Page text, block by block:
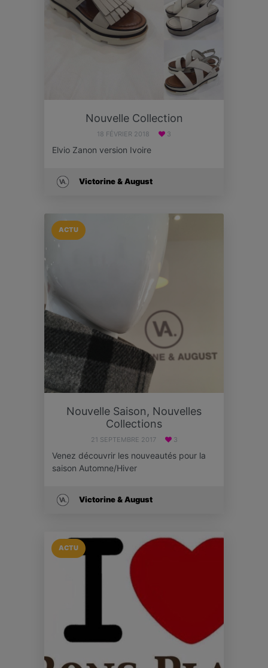
Nouvelle Collection
18 FÉVRIER 2018 3
Elvio Zanon version Ivoire
Victorine & August
ACTU
Nouvelle Saison, Nouvelles
Collections
21 SEPTEMBRE 2017 3
Venez découvrir les nouveautés pour la
saison Automne/Hiver
Victorine & August
ACTU